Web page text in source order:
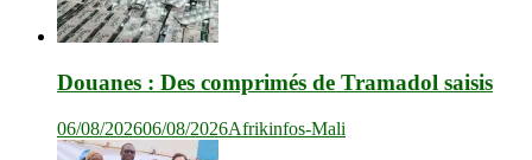
Douanes : Des comprimés de Tramadol saisis
06/08/202606/08/2026Afrikinfos-Mali